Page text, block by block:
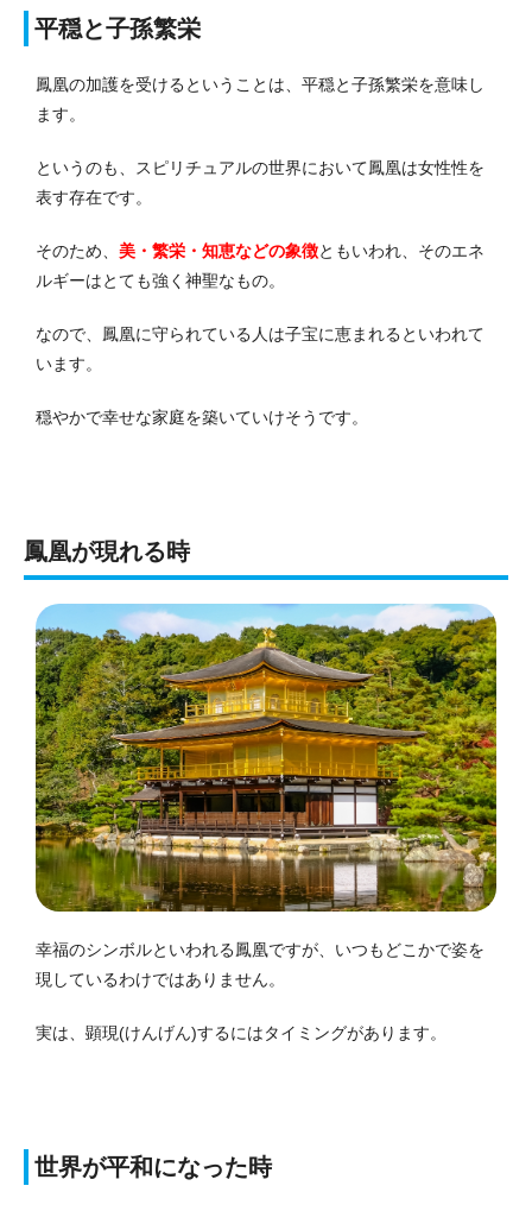
平穏と子孫繁栄
鳳凰の加護を受けるということは、平穏と子孫繁栄を意味し
ます。
というのも、スピリチュアルの世界において鳳凰は女性性を
表す存在です。
そのため、 美・繁栄・知恵などの象徴ともいわれ、そのエネ
ルギーはとても強く神聖なもの。
なので、鳳凰に守られている人は子宝に恵まれるといわれて
います。
穏やかで幸せな家庭を築いていけそうです。
鳳凰が現れる時
幸福のシンボルといわれる鳳凰ですが、いつもどこかで姿を
現しているわけではありません。
実は、顕現(けんげん)するにはタイミングがあります。
世界が平和になった時